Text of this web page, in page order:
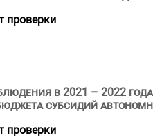
проверки
в 2021 – 2022
субсидий
проверки